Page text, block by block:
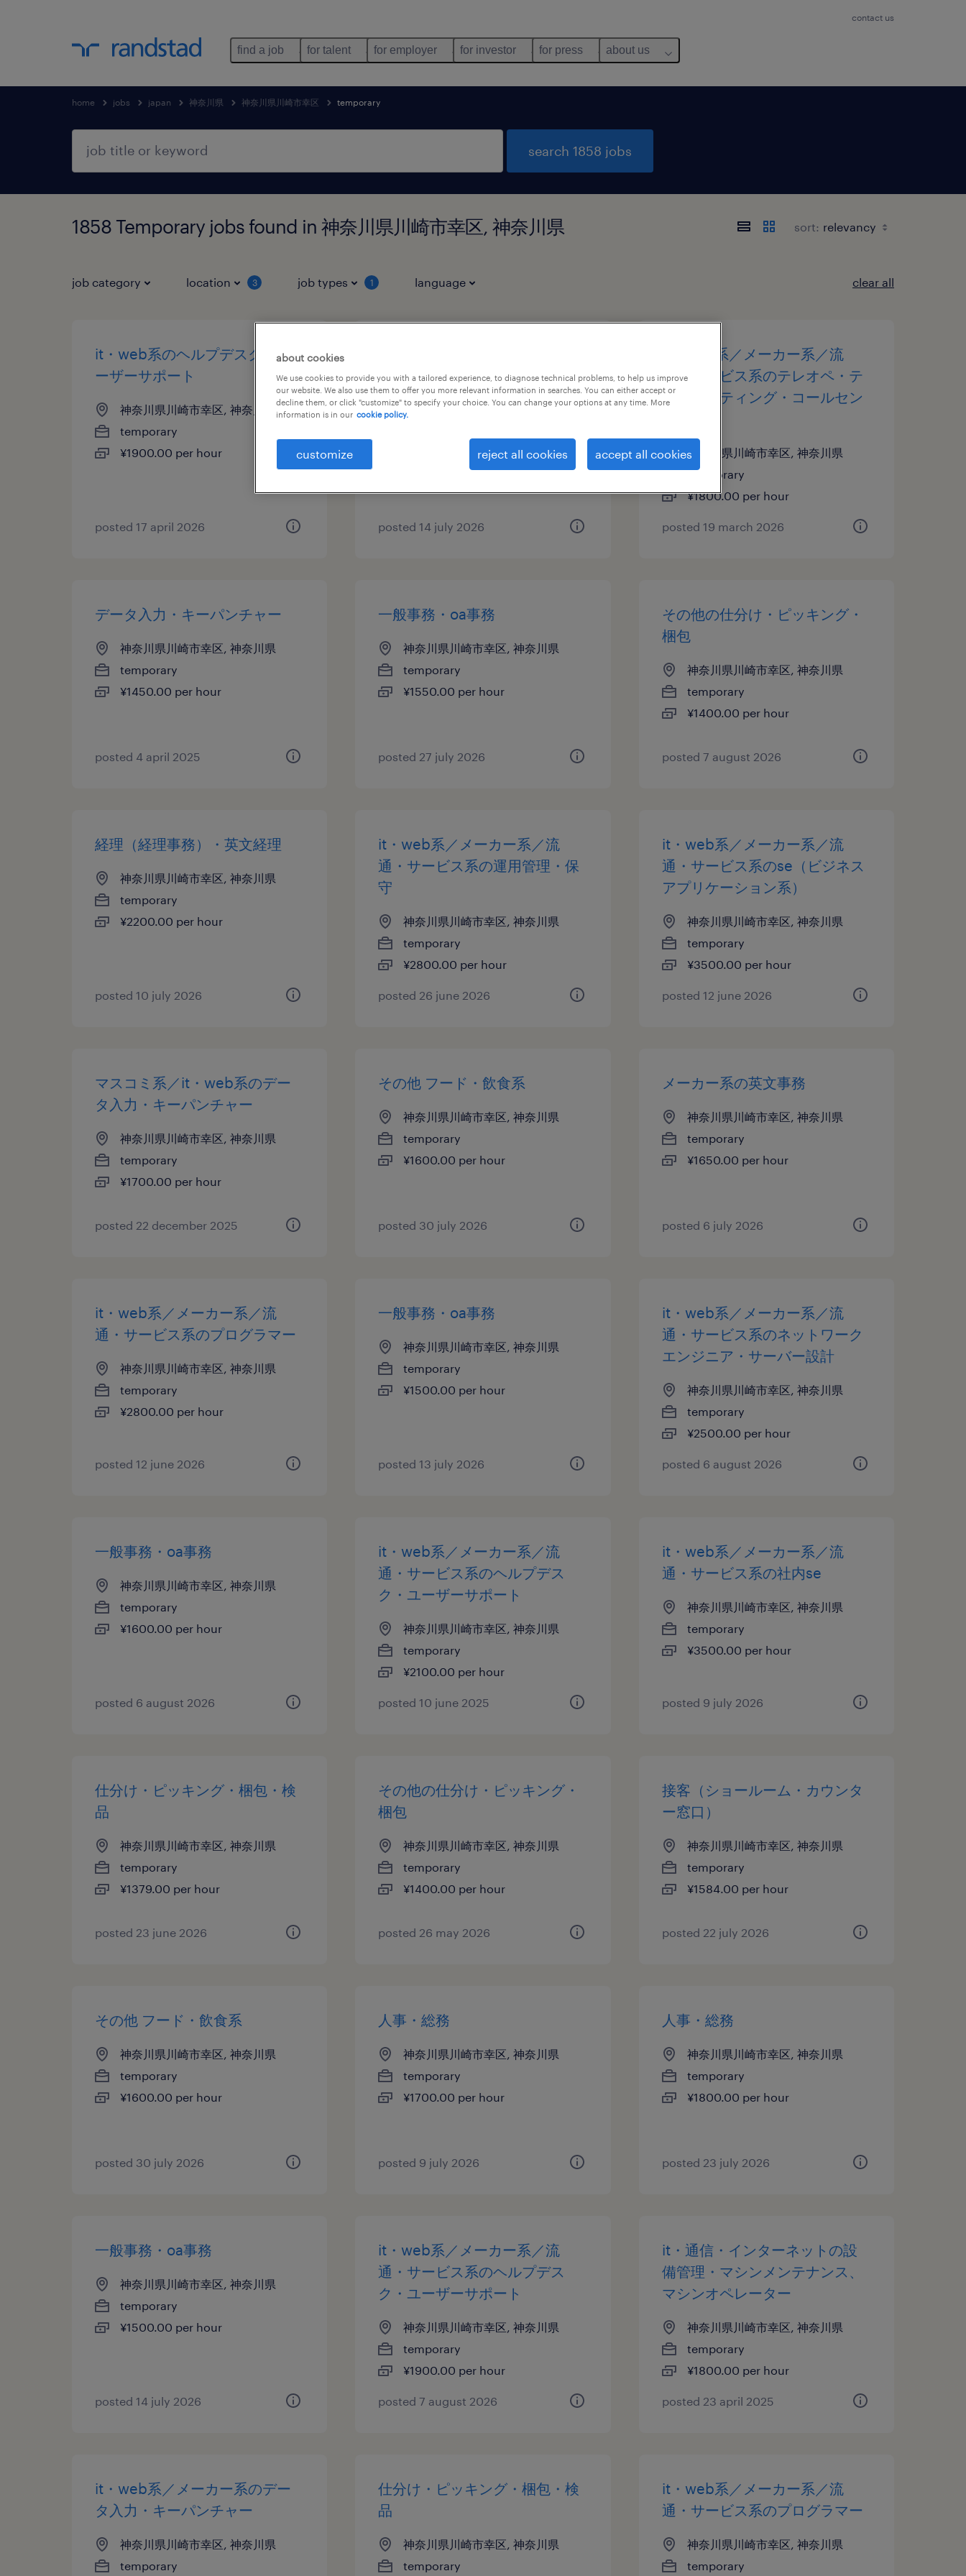
contact us
find a job for talent for employer for investor for press about us
home jobs japan 神奈川県 神奈川県川崎市幸区 temporary
search 1858 jobs
1858 Temporary jobs found in 神奈川県川崎市幸区, 神奈川県 sort:
job category location 3 job types 1 language clear all
it・web系のヘルプデスク・ユ
ーザーサポート
神奈川県川崎市幸区, 神奈川県
temporary
¥1900.00 per hour
posted 17 april 2026
通・サービス系のse（ビジネス
アプリケーション系）
¥2800.00 per hour
posted 14 july 2026
it・web系／メーカー系／流
通・サービス系のテレオペ・テ
レマーケティング・コールセン
神奈川県川崎市幸区, 神奈川県
temporary
¥1800.00 per hour
posted 19 march 2026
データ入力・キーパンチャー
神奈川県川崎市幸区, 神奈川県
temporary
¥1450.00 per hour
posted 4 april 2025
一般事務・oa事務
神奈川県川崎市幸区, 神奈川県
temporary
¥1550.00 per hour
posted 27 july 2026
その他の仕分け・ピッキング・
梱包
神奈川県川崎市幸区, 神奈川県
temporary
¥1400.00 per hour
posted 7 august 2026
経理（経理事務）・英文経理
神奈川県川崎市幸区, 神奈川県
temporary
¥2200.00 per hour
posted 10 july 2026
it・web系／メーカー系／流
通・サービス系の運用管理・保
守
神奈川県川崎市幸区, 神奈川県
temporary
¥2800.00 per hour
posted 26 june 2026
it・web系／メーカー系／流
通・サービス系のse（ビジネス
アプリケーション系）
神奈川県川崎市幸区, 神奈川県
temporary
¥3500.00 per hour
posted 12 june 2026
マスコミ系／it・web系のデー
タ入力・キーパンチャー
神奈川県川崎市幸区, 神奈川県
temporary
¥1700.00 per hour
posted 22 december 2025
その他 フード・飲食系
神奈川県川崎市幸区, 神奈川県
temporary
¥1600.00 per hour
posted 30 july 2026
メーカー系の英文事務
神奈川県川崎市幸区, 神奈川県
temporary
¥1650.00 per hour
posted 6 july 2026
it・web系／メーカー系／流
通・サービス系のプログラマー
神奈川県川崎市幸区, 神奈川県
temporary
¥2800.00 per hour
posted 12 june 2026
一般事務・oa事務
神奈川県川崎市幸区, 神奈川県
temporary
¥1500.00 per hour
posted 13 july 2026
it・web系／メーカー系／流
通・サービス系のネットワーク
エンジニア・サーバー設計
神奈川県川崎市幸区, 神奈川県
temporary
¥2500.00 per hour
posted 6 august 2026
一般事務・oa事務
神奈川県川崎市幸区, 神奈川県
temporary
¥1600.00 per hour
posted 6 august 2026
it・web系／メーカー系／流
通・サービス系のヘルプデス
ク・ユーザーサポート
神奈川県川崎市幸区, 神奈川県
temporary
¥2100.00 per hour
posted 10 june 2025
it・web系／メーカー系／流
通・サービス系の社内se
神奈川県川崎市幸区, 神奈川県
temporary
¥3500.00 per hour
posted 9 july 2026
仕分け・ピッキング・梱包・検
品
神奈川県川崎市幸区, 神奈川県
temporary
¥1379.00 per hour
posted 23 june 2026
その他の仕分け・ピッキング・
梱包
神奈川県川崎市幸区, 神奈川県
temporary
¥1400.00 per hour
posted 26 may 2026
接客（ショールーム・カウンタ
ー窓口）
神奈川県川崎市幸区, 神奈川県
temporary
¥1584.00 per hour
posted 22 july 2026
その他 フード・飲食系
神奈川県川崎市幸区, 神奈川県
temporary
¥1600.00 per hour
posted 30 july 2026
人事・総務
神奈川県川崎市幸区, 神奈川県
temporary
¥1700.00 per hour
posted 9 july 2026
人事・総務
神奈川県川崎市幸区, 神奈川県
temporary
¥1800.00 per hour
posted 23 july 2026
一般事務・oa事務
神奈川県川崎市幸区, 神奈川県
temporary
¥1500.00 per hour
posted 14 july 2026
it・web系／メーカー系／流
通・サービス系のヘルプデス
ク・ユーザーサポート
神奈川県川崎市幸区, 神奈川県
temporary
¥1900.00 per hour
posted 7 august 2026
it・通信・インターネットの設
備管理・マシンメンテナンス、
マシンオペレーター
神奈川県川崎市幸区, 神奈川県
temporary
¥1800.00 per hour
posted 23 april 2025
it・web系／メーカー系のデー
タ入力・キーパンチャー
神奈川県川崎市幸区, 神奈川県
temporary
仕分け・ピッキング・梱包・検
品
神奈川県川崎市幸区, 神奈川県
temporary
it・web系／メーカー系／流
通・サービス系のプログラマー
神奈川県川崎市幸区, 神奈川県
temporary
about cookies
We use cookies to provide you with a tailored experience, to diagnose technical problems, to help us improve
our website. We also use them to offer you more relevant information in searches. You can either accept or
decline them, or click "customize" to specify your choice. You can change your options at any time. More
information is in our cookie policy.
customize reject all cookies accept all cookies